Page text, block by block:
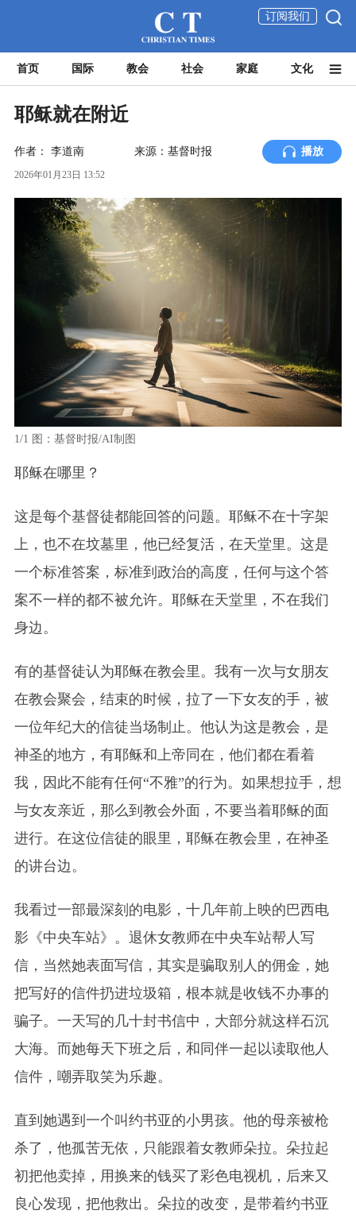
订阅我们
首页 国际 教会 社会 家庭 文化
耶稣就在附近
作者： 李道南 来源：基督时报 播放
2026年01月23日 13:52
1/1 图：基督时报/AI制图
耶稣在哪里？
这是每个基督徒都能回答的问题。耶稣不在十字架
上，也不在坟墓里，他已经复活，在天堂里。这是
一个标准答案，标准到政治的高度，任何与这个答
案不一样的都不被允许。耶稣在天堂里，不在我们
身边。
有的基督徒认为耶稣在教会里。我有一次与女朋友
在教会聚会，结束的时候，拉了一下女友的手，被
一位年纪大的信徒当场制止。他认为这是教会，是
神圣的地方，有耶稣和上帝同在，他们都在看着
我，因此不能有任何“不雅”的行为。如果想拉手，想
与女友亲近，那么到教会外面，不要当着耶稣的面
进行。在这位信徒的眼里，耶稣在教会里，在神圣
的讲台边。
我看过一部最深刻的电影，十几年前上映的巴西电
影《中央车站》。退休女教师在中央车站帮人写
信，当然她表面写信，其实是骗取别人的佣金，她
把写好的信件扔进垃圾箱，根本就是收钱不办事的
骗子。一天写的几十封书信中，大部分就这样石沉
大海。而她每天下班之后，和同伴一起以读取他人
信件，嘲弄取笑为乐趣。
直到她遇到一个叫约书亚的小男孩。他的母亲被枪
杀了，他孤苦无依，只能跟着女教师朵拉。朵拉起
初把他卖掉，用换来的钱买了彩色电视机，后来又
良心发现，把他救出。朵拉的改变，是带着约书亚